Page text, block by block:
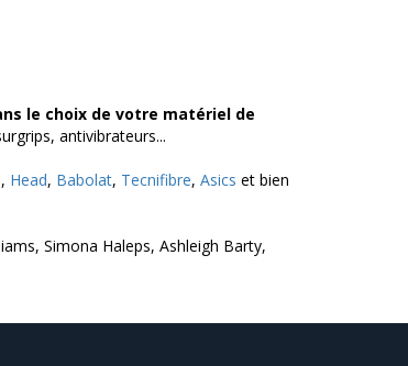
le choix de votre matériel de
antivibrateurs...
, Head, Babolat, Tecnifibre, Asics et bien
Simona Haleps, Ashleigh Barty,